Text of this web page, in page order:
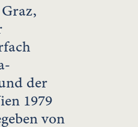
der
1979
von